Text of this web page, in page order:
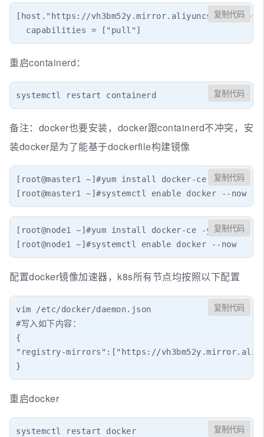
[host."https://
  capabilities = ["pull"]
复制代码
重启containerd：
systemctl restart containerd 复制代码
备注：docker也要安装，docker跟containerd不冲突，安
装docker是为了能基于dockerfile构建镜像
[root@master1 ~]#yum install docker-ce -y
[root@master1 ~]#systemctl enable docker --now
复制代码
[root@node1 ~]#yum install docker-ce -y
[root@node1 ~]#systemctl enable docker --now
复制代码
配置docker镜像加速器，k8s所有节点均按照以下配置
vim /etc/docker/daemon.json
#写入如下内容：
{
"registry-mirrors":["https://
}
复制代码
重启docker
systemctl restart docker 复制代码